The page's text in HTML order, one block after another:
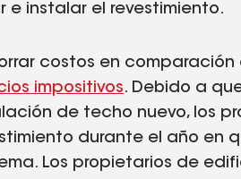
instalar el revestimiento.
costos en comparación
impositivos. Debido a
de techo nuevo, los
durante el año en
Los propietarios de